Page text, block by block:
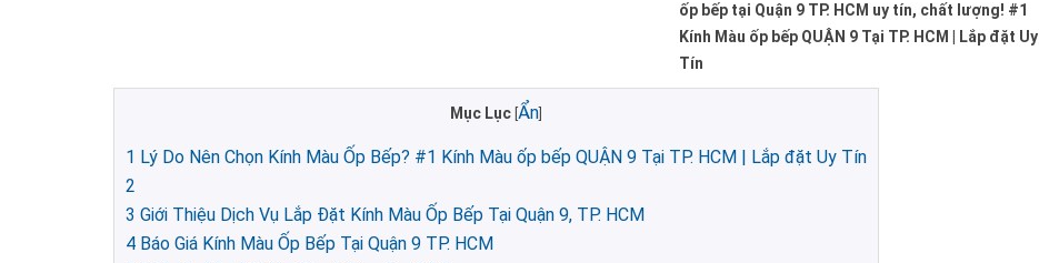
ốp bếp tại Quận 9 TP. HCM uy tín, chất lượng! #1
Kính Màu ốp bếp QUẬN 9 Tại TP. HCM | Lắp đặt Uy
Tín
Mục Lục Ẩn
1 Lý Do Nên Chọn Kính Màu Ốp Bếp? #1 Kính Màu ốp bếp QUẬN 9 Tại TP. HCM | Lắp đặt Uy Tín
2
3 Giới Thiệu Dịch Vụ Lắp Đặt Kính Màu Ốp Bếp Tại Quận 9, TP. HCM
4 Báo Giá Kính Màu Ốp Bếp Tại Quận 9 TP. HCM